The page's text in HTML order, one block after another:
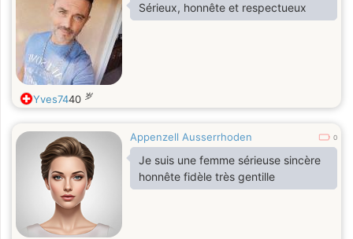
Sérieux, honnête et respectueux
Yves7440 岁
Appenzell Ausserrhoden 0
Je suis une femme sérieuse sincère
honnête fidèle très gentille